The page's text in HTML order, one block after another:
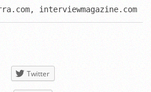
interviewmagazine.com
Twitter